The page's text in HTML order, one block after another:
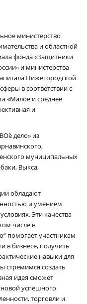
министерство
и областной
фонда «Защитники
и министерства
Нижегородской
в соответствии с
«Малое и среднее
и
дело» из
муниципальных
Выкса,
обладают
и умением
Эти качества
числе в
помогает участникам
в бизнесе, получить
навыки для
стремимся создать
идея сможет
успешного
торговли и